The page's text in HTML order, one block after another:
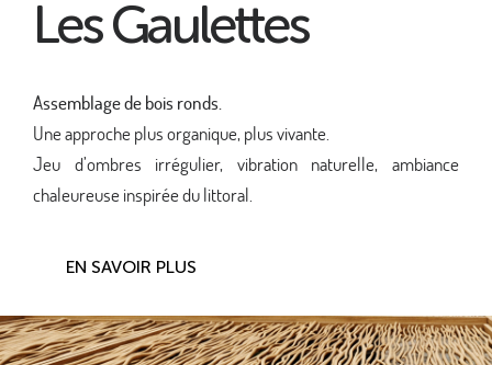
Les Gaulettes
Assemblage de bois ronds.
Une approche plus organique, plus vivante.
Jeu d’ombres irrégulier, vibration naturelle, ambiance
chaleureuse inspirée du littoral.
EN SAVOIR PLUS